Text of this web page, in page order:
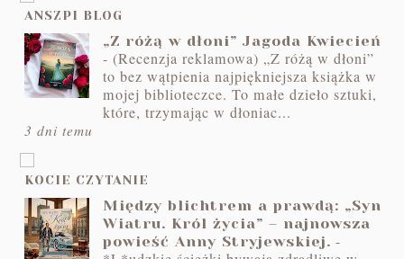
ANSZPI BLOG
„Z różą w dłoni” Jagoda Kwiecień
-(Recenzja reklamowa) „Z różą w dłoni”
to bez wątpienia najpiękniejsza książka w
mojej biblioteczce. To małe dzieło sztuki,
które, trzymając w dłoniac...
3 dni temu
KOCIE CZYTANIE
Między blichtrem a prawdą: „Syn
Wiatru. Król życia” – najnowsza
powieść Anny Stryjewskiej. -